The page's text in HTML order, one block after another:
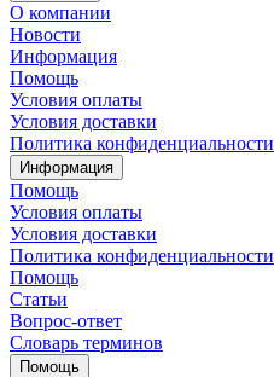
О компании
Новости
Информация
Помощь
Условия оплаты
Условия доставки
Политика конфиденциальности
Информация
Помощь
Условия оплаты
Условия доставки
Политика конфиденциальности
Помощь
Статьи
Вопрос-ответ
Словарь терминов
Помощь